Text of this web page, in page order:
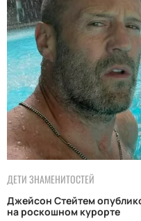
ДЕТИ ЗНАМЕНИТОСТЕЙ
Джейсон Стейтем
на роскошном курорте